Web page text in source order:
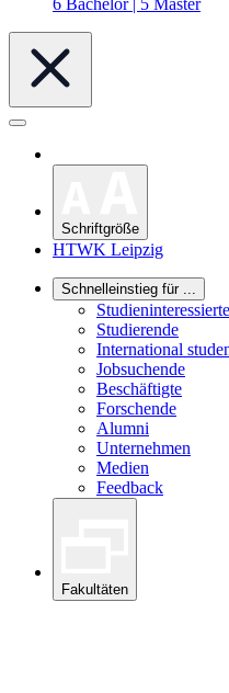
6 Bachelor | 5 Master
Schriftgröße
HTWK Leipzig
Schnelleinstieg für ...
Studieninteressierte
Studierende
International
Jobsuchende
Beschäftigte
Forschende
Alumni
Unternehmen
Medien
Feedback
Fakultäten